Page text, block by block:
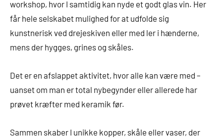
workshop, hvor I samtidig kan nyde et godt glas vin. Her
får hele selskabet mulighed for at udfolde sig
kunstnerisk ved drejeskiven eller med ler i hænderne,
mens der hygges, grines og skåles.
Det er en afslappet aktivitet, hvor alle kan være med –
uanset om man er total nybegynder eller allerede har
prøvet kræfter med keramik før.
Sammen skaber I unikke kopper, skåle eller vaser, der